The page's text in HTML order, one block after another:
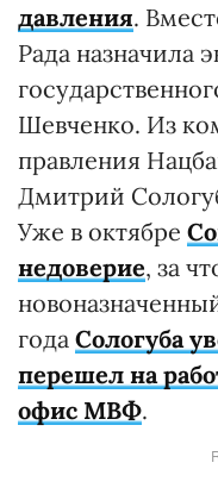
давления.
Рада назначила
Шевченко. Из
правления
Дмитрий
Уже в октябре
недоверие, за
года Сологуба
перешел на
офис МВФ.